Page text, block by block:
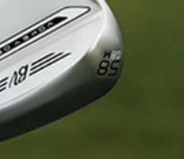
une fausse bonne idée